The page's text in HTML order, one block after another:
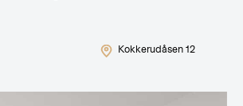
Kokkerudåsen 12